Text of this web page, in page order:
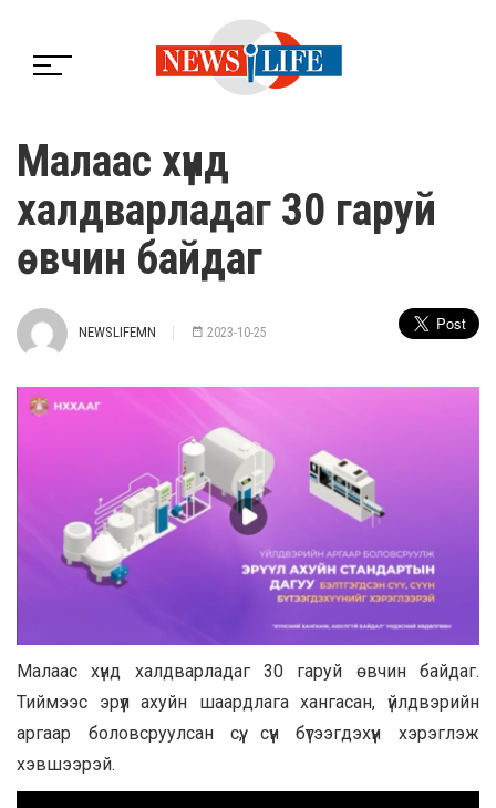
Малаас хүнд
халдварладаг 30 гаруй
өвчин байдаг
NEWSLIFEMN 2023-10-25
Малаас хүнд халдварладаг 30 гаруй өвчин байдаг.
Тиймээс эрүүл ахуйн шаардлага хангасан, үйлдвэрийн
аргаар боловсруулсан сүү, сүүн бүтээгдэхүүн хэрэглэж
хэвшээрэй.